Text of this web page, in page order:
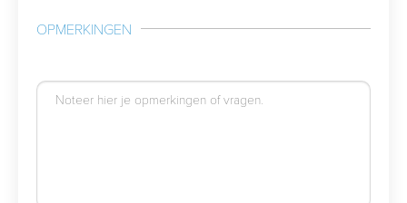
OPMERKINGEN